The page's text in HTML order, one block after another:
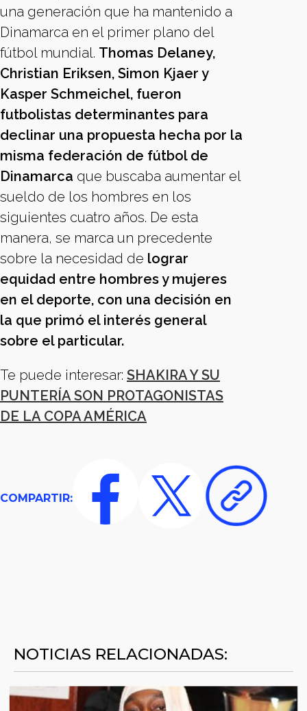
una generación que ha mantenido a
Dinamarca en el primer plano del
fútbol mundial. Thomas Delaney,
Christian Eriksen, Simon Kjaer y
Kasper Schmeichel, fueron
futbolistas determinantes para
declinar una propuesta hecha por la
misma federación de fútbol de
Dinamarca que buscaba aumentar el
sueldo de los hombres en los
siguientes cuatro años. De esta
manera, se marca un precedente
sobre la necesidad de lograr
equidad entre hombres y mujeres
en el deporte, con una decisión en
la que primó el interés general
sobre el particular.
Te puede interesar: SHAKIRA Y SU
PUNTERÍA SON PROTAGONISTAS
DE LA COPA AMÉRICA
COMPARTIR:
NOTICIAS RELACIONADAS: